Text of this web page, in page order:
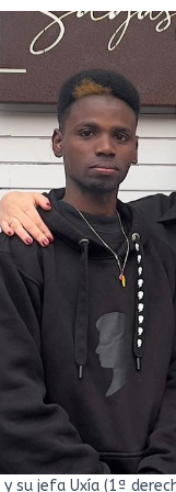
su jefa Uxía (1ª